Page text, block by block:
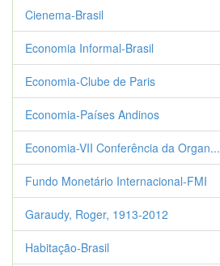
Cienema-Brasil
Economia Informal-Brasil
Economia-Clube de Paris
Economia-Países Andinos
Economia-VII Conferência da Organ...
Fundo Monetário Internacional-FMI
Garaudy, Roger, 1913-2012
Habitação-Brasil